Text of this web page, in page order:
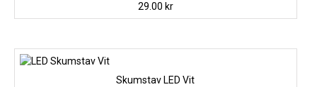
29.00 kr
Skumstav LED Vit